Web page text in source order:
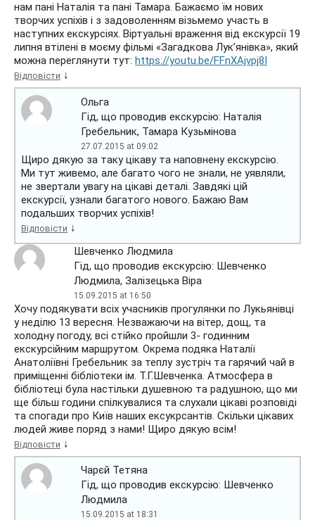
нам пані Наталія та пані Тамара. Бажаємо їм нових
творчих успіхів і з задоволенням візьмемо участь в
наступних екскурсіях. Віртуальні враження від екскурсії 19
липня втілені в моєму фільмі «Загадкова Лук’янівка», який
можна переглянути тут: https://youtu.be/FFnXAjvpj8I
Відповісти ↓
Ольга
Гід, що проводив екскурсію: Наталія
Гребельник, Тамара Кузьмінова
27.07.2015 at 09:02
Щиро дякую за таку цікаву та наповнену екскурсію.
Ми тут живемо, але багато чого не знали, не уявляли,
не звертали увагу на цікаві деталі. Завдякі цій
екскурсії, узнали багатого нового. Бажаю Вам
подальших творчих успіхів!
Відповісти ↓
Шевченко Людмила
Гід, що проводив екскурсію: Шевченко
Людмила, Залізецька Віра
15.09.2015 at 16:50
Хочу подякувати всіх учасників прогулянки по Лукьянівці
у неділю 13 вересня. Незважаючи на вітер, дощ, та
холодну погоду, всі стійко пройшли 3- годинним
екскурсійним маршрутом. Окрема подяка Наталії
Анатоліївні Гребельник за теплу зустріч та гарячий чай в
приміщенні бібліотеки ім. Т.Г.Шевченка. Атмосфера в
бібліотеці була настільки душевною та радушною, що ми
ще більш години спілкувалися та слухали цікаві розповіді
та спогади про Київ наших ексукрсантів. Скільки цікавих
людей живе поряд з нами! Щиро дякую всім!
Відповісти ↓
Чарєй Тетяна
Гід, що проводив екскурсію: Шевченко
Людмила
15.09.2015 at 18:31